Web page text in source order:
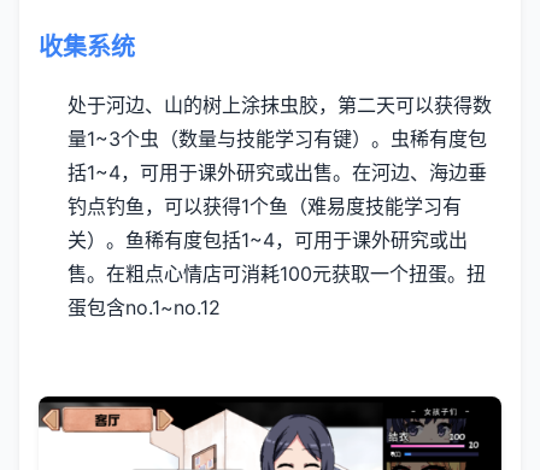
收集系统
处于河边、山的树上涂抹虫胶，第二天可以获得数
量1~3个虫（数量与技能学习有键）。虫稀有度包
括1~4，可用于课外研究或出售。 在河边、海边垂
钓点钓鱼，可以获得1个鱼（难易度技能学习有
关）。鱼稀有度包括1~4，可用于课外研究或出
售。 在粗点心情店可消耗100元获取一个扭蛋。扭
蛋包含no.1~no.12